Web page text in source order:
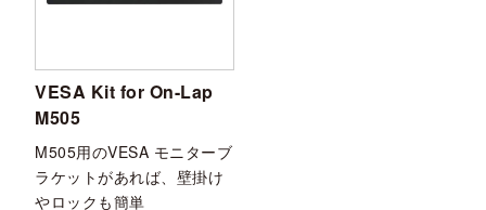
VESA Kit for On-Lap
M505
M505用のVESA モニターブ
ラケットがあれば、壁掛け
やロックも簡単